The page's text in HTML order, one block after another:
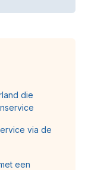
die
via de
een